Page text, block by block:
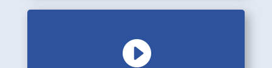

Bildergalerien, Videos und PDF